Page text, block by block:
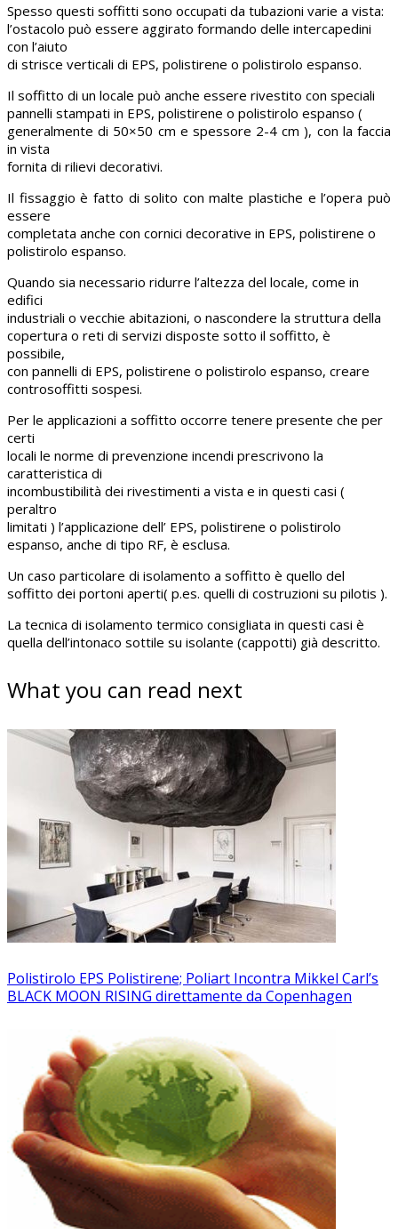
Spesso questi soffitti sono occupati da tubazioni varie a vista:
l’ostacolo può essere aggirato formando delle intercapedini
con l’aiuto
di strisce verticali di EPS, polistirene o polistirolo espanso.
Il soffitto di un locale può anche essere rivestito con speciali
pannelli stampati in EPS, polistirene o polistirolo espanso (
generalmente di 50×50 cm e spessore 2-4 cm ), con la faccia
in vista
fornita di rilievi decorativi.
Il fissaggio è fatto di solito con malte plastiche e l’opera può
essere
completata anche con cornici decorative in EPS, polistirene o
polistirolo espanso.
Quando sia necessario ridurre l’altezza del locale, come in
edifici
industriali o vecchie abitazioni, o nascondere la struttura della
copertura o reti di servizi disposte sotto il soffitto, è
possibile,
con pannelli di EPS, polistirene o polistirolo espanso, creare
controsoffitti sospesi.
Per le applicazioni a soffitto occorre tenere presente che per
certi
locali le norme di prevenzione incendi prescrivono la
caratteristica di
incombustibilità dei rivestimenti a vista e in questi casi (
peraltro
limitati ) l’applicazione dell’ EPS, polistirene o polistirolo
espanso, anche di tipo RF, è esclusa.
Un caso particolare di isolamento a soffitto è quello del
soffitto dei portoni aperti( p.es. quelli di costruzioni su pilotis ).
La tecnica di isolamento termico consigliata in questi casi è
quella dell’intonaco sottile su isolante (cappotti) già descritto.
What you can read next
Polistirolo EPS Polistirene; Poliart Incontra Mikkel Carl’s
BLACK MOON RISING direttamente da Copenhagen